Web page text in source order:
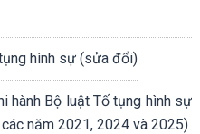
hình sự (sửa đổi)
hành Bộ luật Tố tụng hình sự
năm 2021, 2024 và 2025)